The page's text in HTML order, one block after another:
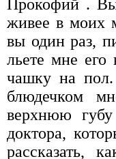
Прокофий .
живее в моих
вы один раз,
льете мне
чашку на
блюдечком
верхнюю
доктора,
рассказать,